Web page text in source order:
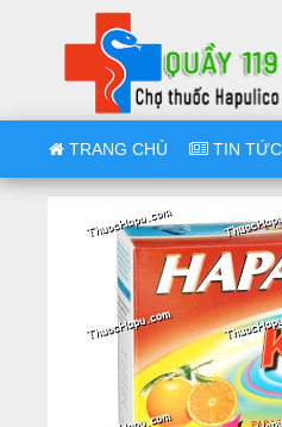
TRANG CHỦ TIN TỨC